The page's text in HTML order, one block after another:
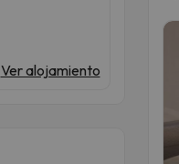
Ver alojamiento